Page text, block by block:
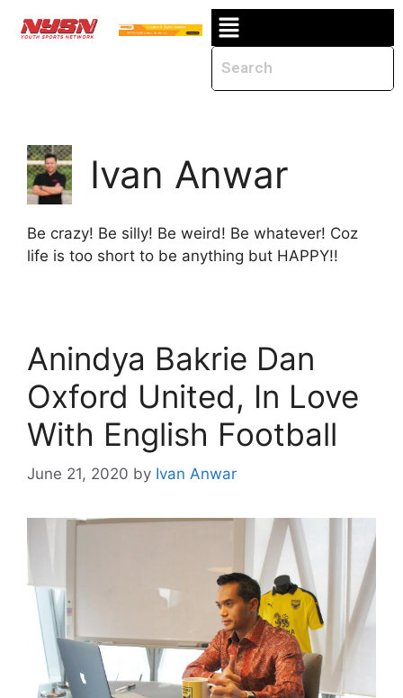
Ivan Anwar
Be crazy! Be silly! Be weird! Be whatever! Coz
life is too short to be anything but HAPPY!!
Anindya Bakrie Dan
Oxford United, In Love
With English Football
June 21, 2020 by Ivan Anwar